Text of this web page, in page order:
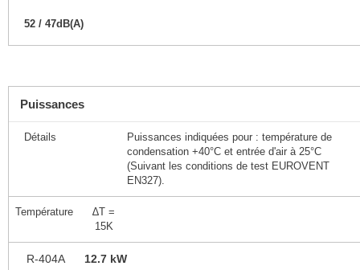
52 / 47dB(A)
Puissances
Détails
Puissances indiquées pour : température de
condensation +40°C et entrée d'air à 25°C
(Suivant les conditions de test EUROVENT
EN327).
Température
∆T =
15K
R-404A
12.7 kW